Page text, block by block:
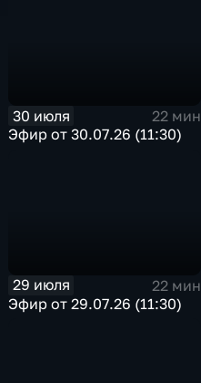
30 июля
22 мин
Эфир от 30.07.26 (11:30)
29 июля
22 мин
Эфир от 29.07.26 (11:30)